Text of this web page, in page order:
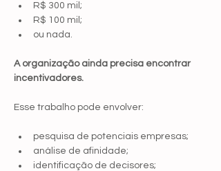
R$ 300 mil;
R$ 100 mil;
ou nada.
A organização ainda precisa encontrar
incentivadores.
Esse trabalho pode envolver:
pesquisa de potenciais empresas;
análise de afinidade;
identificação de decisores;